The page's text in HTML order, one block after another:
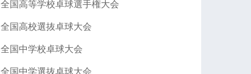
全国高等学校卓球選手権大会
全国高校選抜卓球大会
全国中学校卓球大会
全国中学選抜卓球大会